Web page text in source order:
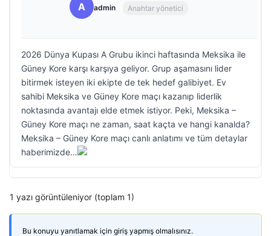
A admin Anahtar yönetici
2026 Dünya Kupası A Grubu ikinci haftasında Meksika ile
Güney Kore karşı karşıya geliyor. Grup aşamasını lider
bitirmek isteyen iki ekipte de tek hedef galibiyet. Ev
sahibi Meksika ve Güney Kore maçı kazanıp liderlik
noktasında avantajı elde etmek istiyor. Peki, Meksika –
Güney Kore maçı ne zaman, saat kaçta ve hangi kanalda?
Meksika – Güney Kore maçı canlı anlatımı ve tüm detaylar
haberimizde…
1 yazı görüntüleniyor (toplam 1)
Bu konuyu yanıtlamak için giriş yapmış olmalısınız.